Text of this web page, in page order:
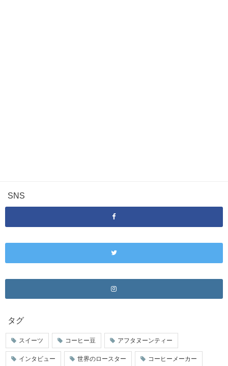
SNS
タグ
スイーツ コーヒー豆 アフタヌーンティー
インタビュー 世界のロースター コーヒーメーカー